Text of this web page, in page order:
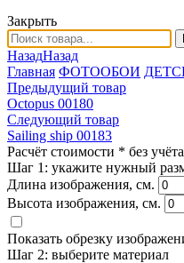
Закрыть
НазадНазад
Главная ФОТООБОИ
Предыдущий товар
Octopus 00180
Следующий товар
Sailing ship 00183
Расчёт стоимости * без
Шаг 1: укажите нужный
Длина изображения, см.
Высота изображения, см.
Показать обрезку
Шаг 2: выберите материал